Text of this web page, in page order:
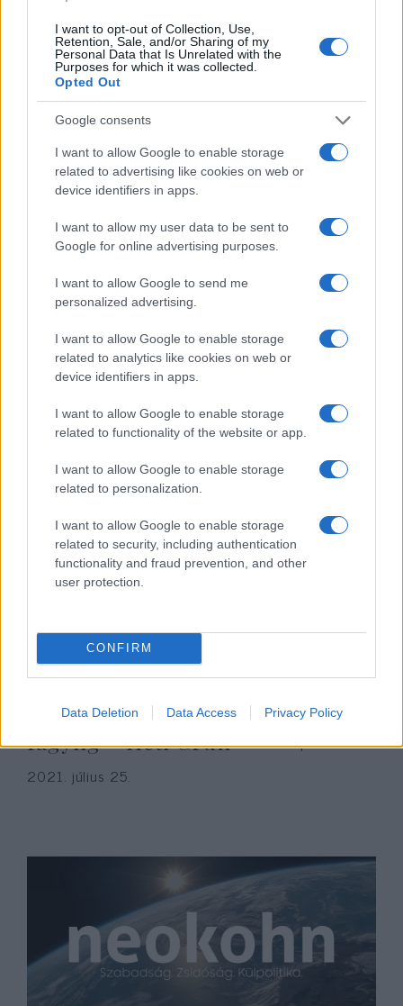
I want to opt-out of Collection, Use,
Retention, Sale, and/or Sharing of my
Personal Data that Is Unrelated with the
Purposes for which it was collected.
Opted Out
Google consents
I want to allow Google to enable storage
related to advertising like cookies on web or
device identifiers in apps.
I want to allow my user data to be sent to
Google for online advertising purposes.
I want to allow Google to send me
personalized advertising.
I want to allow Google to enable storage
related to analytics like cookies on web or
device identifiers in apps.
I want to allow Google to enable storage
related to functionality of the website or app.
I want to allow Google to enable storage
related to personalization.
I want to allow Google to enable storage
related to security, including authentication
functionality and fraud prevention, and other
user protection.
CONFIRM
Data Deletion Data Access Privacy Policy
Ferenc pápától Berki Krisztiánig
– Heti Grün
2021. augusztus 8.
A téves helyzetelemzéstől az
önzés erényéig – Heti Grün
A titkosszolgáktól az anticionista
fagyiig – Heti Grün Sarah Copier Steiner
2021. július 25.